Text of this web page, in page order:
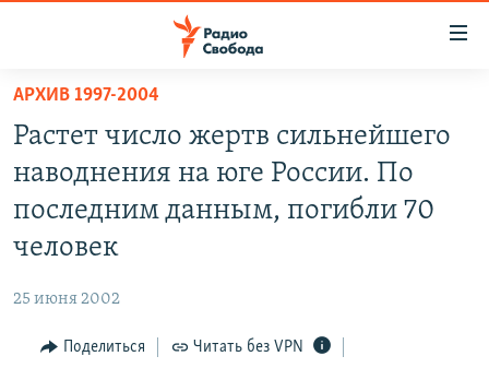
упрощенного
доступа
основному
содержанию
навигации
IDEL.РЕАЛИИ
АРХИВ 1997-2004
Растет число жертв сильнейшего
наводнения на юге России. По
последним данным, погибли 70
человек
25 июня 2002
Поделиться Читать без VPN